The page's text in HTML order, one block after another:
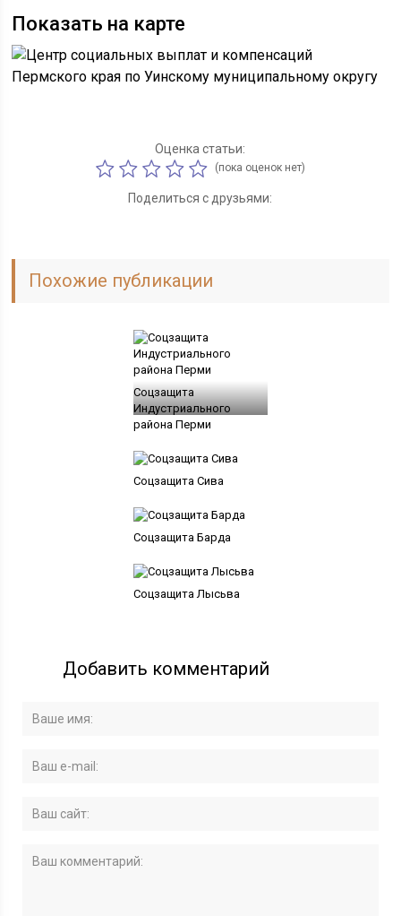
Показать на карте
Оценка статьи:
(пока оценок нет)
Поделиться с друзьями:
Похожие публикации
Соцзащита
Индустриального
района Перми
Соцзащита Сива
Соцзащита Барда
Соцзащита Лысьва
Добавить комментарий